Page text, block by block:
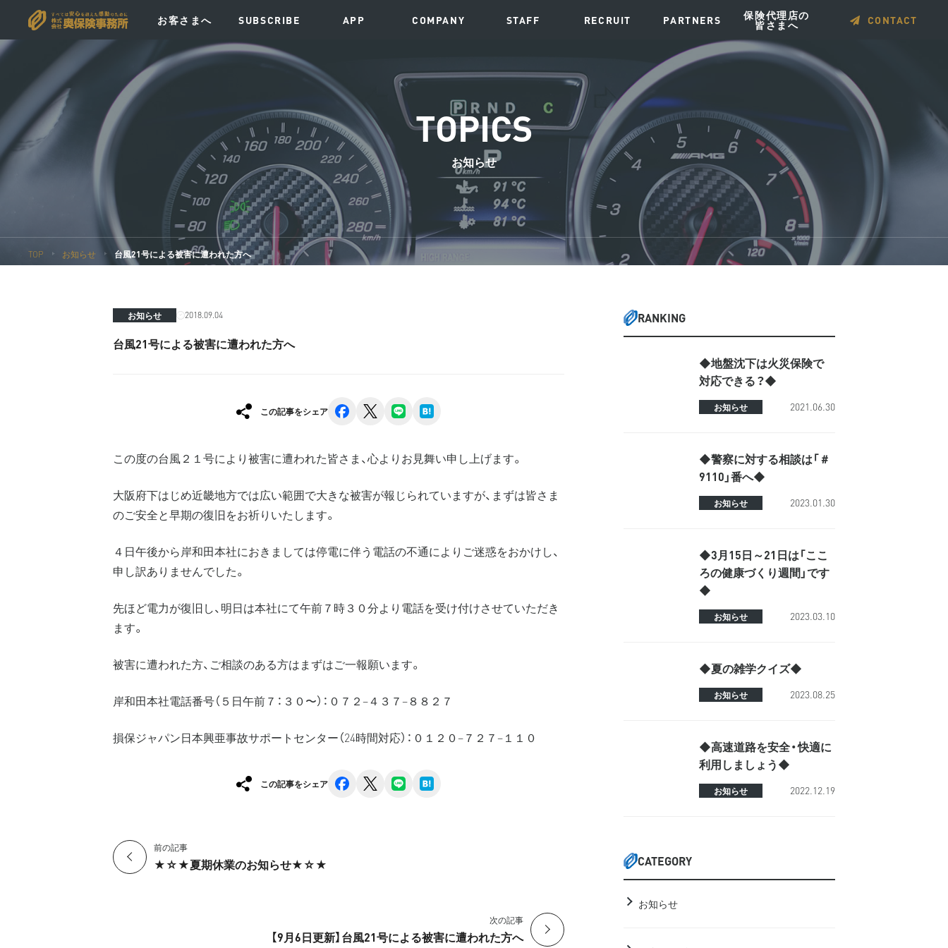
お客さまへ
VISION
SUBSCRIBE APP COMPANY STAFF RECRUIT PARTNERS 保険代理店の
皆さまへ CONTACT
TOPICS
お知らせ
TOP お知らせ 台風21号による被害に遭われた方へ
お知らせ 2018.09.04
台風21号による被害に遭われた方へ
この記事をシェア facebook line
この度の台風２１号により被害に遭われた皆さま、心よりお見舞い申し上げます。
大阪府下はじめ近畿地方では広い範囲で大きな被害が報じられていますが、まずは皆さま
のご安全と早期の復旧をお祈りいたします。
４日午後から岸和田本社におきましては停電に伴う電話の不通によりご迷惑をおかけし、
申し訳ありませんでした。
先ほど電力が復旧し、明日は本社にて午前７時３０分より電話を受け付けさせていただき
ます。
被害に遭われた方、ご相談のある方はまずはご一報願います。
岸和田本社電話番号（５日午前７：３０〜）：０７２−４３７−８８２７
損保ジャパン日本興亜事故サポートセンター（24時間対応）：０１２０−７２７−１１０
この記事をシェア facebook line
前の記事
★☆★夏期休業のお知らせ★☆★
次の記事
【9月6日更新】台風21号による被害に遭われた方へ
RANKING
◆地盤沈下は火災保険で
対応できる？◆
お知らせ 2021.06.30
◆警察に対する相談は「＃
9110」番へ◆
お知らせ 2023.01.30
◆3月15日～21日は「ここ
ろの健康づくり週間」です
◆
お知らせ 2023.03.10
◆夏の雑学クイズ◆
お知らせ 2023.08.25
◆高速道路を安全・快適に
利用しましょう◆
お知らせ 2022.12.19
CATEGORY
お知らせ